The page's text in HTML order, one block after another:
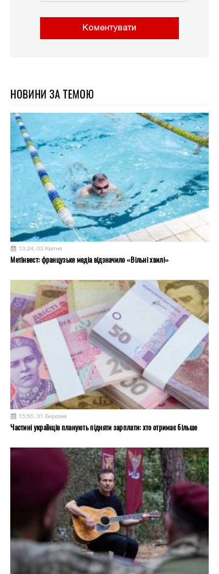
Коментувати
НОВИНИ ЗА ТЕМОЮ
13:24, 03 Квітня
Метінвест: французьке медіа відзначило «Вільні хвилі»
15:56, 31 Березня
Частині українців планують підняти зарплати: хто отримає більше